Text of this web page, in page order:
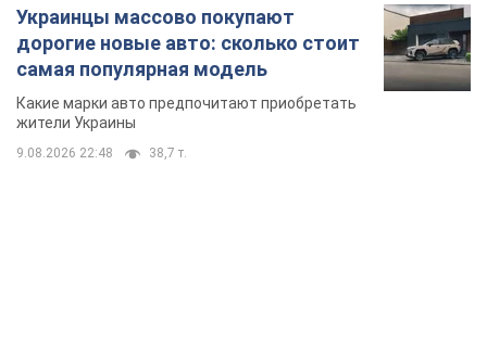
Украинцы массово покупают
дорогие новые авто: сколько стоит
самая популярная модель
Какие марки авто предпочитают приобретать
жители Украины
9.08.2026 22:48 38,7 т.